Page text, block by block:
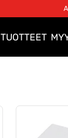
TUOTTEET